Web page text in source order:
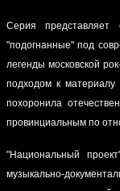
Серия представляет
"подогнанные" под
легенды московской
подходом к
похоронила
провинциальным по
"Национальный
музыкально-